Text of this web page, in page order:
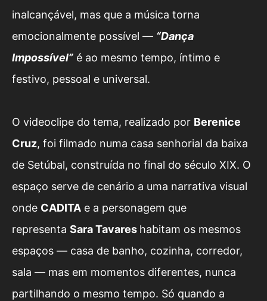
inalcançável, mas que a música torna
emocionalmente possível — “Dança
Impossível” é ao mesmo tempo, íntimo e
festivo, pessoal e universal.
O videoclipe do tema, realizado por Berenice
Cruz, foi filmado numa casa senhorial da baixa
de Setúbal, construída no final do século XIX. O
espaço serve de cenário a uma narrativa visual
onde CADITA e a personagem que
representa Sara Tavares habitam os mesmos
espaços — casa de banho, cozinha, corredor,
sala — mas em momentos diferentes, nunca
partilhando o mesmo tempo. Só quando a